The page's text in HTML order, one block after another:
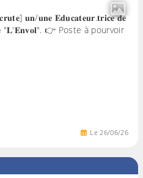
𝐮𝐧/𝐮𝐧𝐞 𝐄𝐝𝐮𝐜𝐚𝐭𝐞𝐮𝐫.𝐭𝐫𝐢𝐜𝐞 𝐝𝐞
"𝐋'𝐄𝐧𝐯𝐨𝐥". 👉 Poste à pourvoir
Le26/06/26